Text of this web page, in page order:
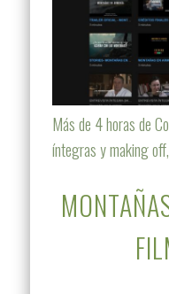
Más de 4 horas de
íntegras y making